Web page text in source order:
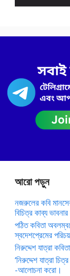
আরো পড়ুন
নজরুলের কবি
বিচিত্র কাব্য
পঠিত কবিতা
স্বদেশপ্রেমের
নিরুদ্দেশ যাত্রা
‘নিরুদ্দেশ যাত্রা
-আলোচনা করো।